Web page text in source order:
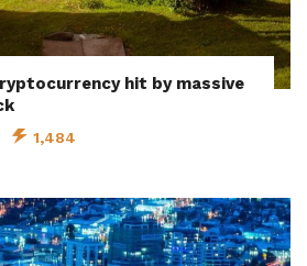
hit by massive
1,484